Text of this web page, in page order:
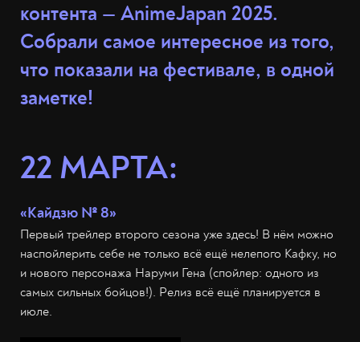
контента — AnimeJapan 2025.
Собрали самое интересное из того,
что показали на фестивале, в одной
заметке!
22 МАРТА:
«Кайдзю № 8»
Первый трейлер второго сезона уже здесь! В нём можно
наспойлерить себе не только всё ещё нелепого Кафку, но
и нового персонажа Наруми Гена (спойлер: одного из
самых сильных бойцов!). Релиз всё ещё планируется в
июле.